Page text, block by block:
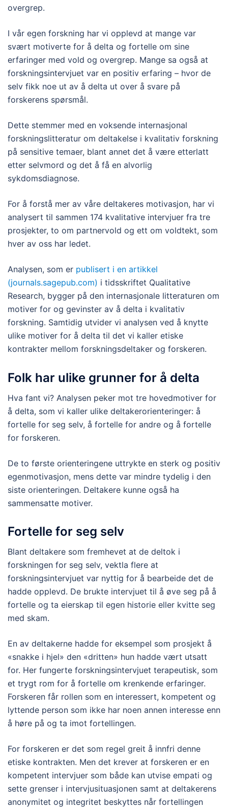
overgrep.
I vår egen forskning har vi opplevd at mange var
svært motiverte for å delta og fortelle om sine
erfaringer med vold og overgrep. Mange sa også at
forskningsintervjuet var en positiv erfaring – hvor de
selv fikk noe ut av å delta ut over å svare på
forskerens spørsmål.
Dette stemmer med en voksende internasjonal
forskningslitteratur om deltakelse i kvalitativ forskning
på sensitive temaer, blant annet det å være etterlatt
etter selvmord og det å få en alvorlig
sykdomsdiagnose.
For å forstå mer av våre deltakeres motivasjon, har vi
analysert til sammen 174 kvalitative intervjuer fra tre
prosjekter, to om partnervold og ett om voldtekt, som
hver av oss har ledet.
Analysen, som er publisert i en artikkel
(journals.sagepub.com) i tidsskriftet Qualitative
Research, bygger på den internasjonale litteraturen om
motiver for og gevinster av å delta i kvalitativ
forskning. Samtidig utvider vi analysen ved å knytte
ulike motiver for å delta til det vi kaller etiske
kontrakter mellom forskningsdeltaker og forskeren.
Folk har ulike grunner for å delta
Hva fant vi? Analysen peker mot tre hovedmotiver for
å delta, som vi kaller ulike deltakerorienteringer: å
fortelle for seg selv, å fortelle for andre og å fortelle
for forskeren.
De to første orienteringene uttrykte en sterk og positiv
egenmotivasjon, mens dette var mindre tydelig i den
siste orienteringen. Deltakere kunne også ha
sammensatte motiver.
Fortelle for seg selv
Blant deltakere som fremhevet at de deltok i
forskningen for seg selv, vektla flere at
forskningsintervjuet var nyttig for å bearbeide det de
hadde opplevd. De brukte intervjuet til å øve seg på å
fortelle og ta eierskap til egen historie eller kvitte seg
med skam.
En av deltakerne hadde for eksempel som prosjekt å
«snakke i hjel» den «dritten» hun hadde vært utsatt
for. Her fungerte forskningsintervjuet terapeutisk, som
et trygt rom for å fortelle om krenkende erfaringer.
Forskeren får rollen som en interessert, kompetent og
lyttende person som ikke har noen annen interesse enn
å høre på og ta imot fortellingen.
For forskeren er det som regel greit å innfri denne
etiske kontrakten. Men det krever at forskeren er en
kompetent intervjuer som både kan utvise empati og
sette grenser i intervjusituasjonen samt at deltakerens
anonymitet og integritet beskyttes når fortellingen